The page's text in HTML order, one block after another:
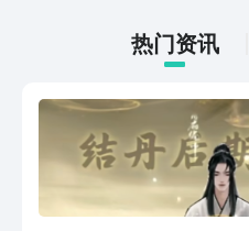
经成为全网
比堪称最高
券，每月
热门资讯